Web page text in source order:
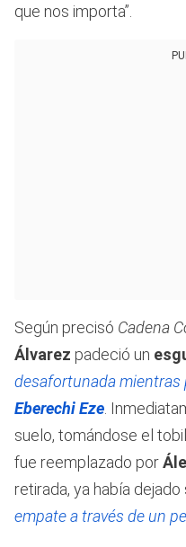
que nos importa”.
Según precisó Cadena
Álvarez padeció un
desafortunada mientras
Eberechi Eze .
suelo, tomándose el
fue reemplazado por
retirada, ya había dejado
empate a través de un